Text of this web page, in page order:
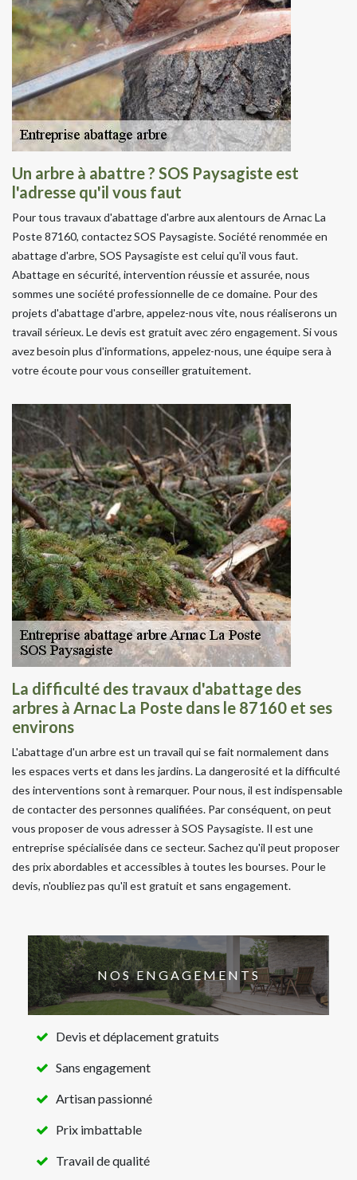
Un arbre à abattre ? SOS Paysagiste est
l'adresse qu'il vous faut
Pour tous travaux d'abattage d'arbre aux alentours de Arnac La
Poste 87160, contactez SOS Paysagiste. Société renommée en
abattage d'arbre, SOS Paysagiste est celui qu'il vous faut.
Abattage en sécurité, intervention réussie et assurée, nous
sommes une société professionnelle de ce domaine. Pour des
projets d'abattage d'arbre, appelez-nous vite, nous réaliserons un
travail sérieux. Le devis est gratuit avec zéro engagement. Si vous
avez besoin plus d'informations, appelez-nous, une équipe sera à
votre écoute pour vous conseiller gratuitement.
La difficulté des travaux d'abattage des
arbres à Arnac La Poste dans le 87160 et ses
environs
L'abattage d'un arbre est un travail qui se fait normalement dans
les espaces verts et dans les jardins. La dangerosité et la difficulté
des interventions sont à remarquer. Pour nous, il est indispensable
de contacter des personnes qualifiées. Par conséquent, on peut
vous proposer de vous adresser à SOS Paysagiste. Il est une
entreprise spécialisée dans ce secteur. Sachez qu'il peut proposer
des prix abordables et accessibles à toutes les bourses. Pour le
devis, n'oubliez pas qu'il est gratuit et sans engagement.
NOS ENGAGEMENTS
Devis et déplacement gratuits
Sans engagement
Artisan passionné
Prix imbattable
Travail de qualité